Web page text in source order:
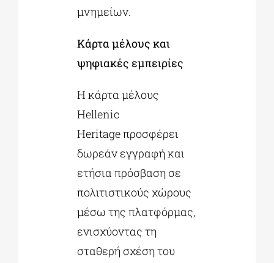
μνημείων.
Κάρτα μέλους και
ψηφιακές εμπειρίες
Η κάρτα μέλους
Hellenic
Heritage προσφέρει
δωρεάν εγγραφή και
ετήσια πρόσβαση σε
πολιτιστικούς χώρους
μέσω της πλατφόρμας,
ενισχύοντας τη
σταθερή σχέση του